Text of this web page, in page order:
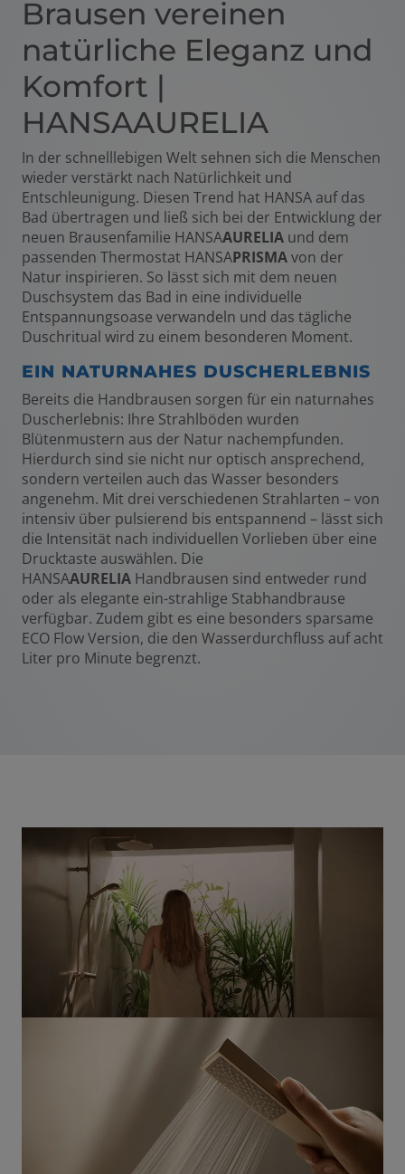
Brausen vereinen
natürliche Eleganz und
Komfort |
HANSAAURELIA
In der schnelllebigen Welt sehnen sich die Menschen
wieder verstärkt nach Natürlichkeit und
Entschleunigung. Diesen Trend hat HANSA auf das
Bad übertragen und ließ sich bei der Entwicklung der
neuen Brausenfamilie HANSAAURELIA und dem
passenden Thermostat HANSAPRISMAvon der
Natur inspirieren. So lässt sich mit dem neuen
Duschsystem das Bad in eine individuelle
Entspannungsoase verwandeln und das tägliche
Duschritual wird zu einem besonderen Moment.
EIN NATURNAHES DUSCHERLEBNIS
Bereits die Handbrausen sorgen für ein naturnahes
Duscherlebnis: Ihre Strahlböden wurden
Blütenmustern aus der Natur nachempfunden.
Hierdurch sind sie nicht nur optisch ansprechend,
sondern verteilen auch das Wasser besonders
angenehm. Mit drei verschiedenen Strahlarten – von
intensiv über pulsierend bis entspannend – lässt sich
die Intensität nach individuellen Vorlieben über eine
Drucktaste auswählen. Die
HANSAAURELIA Handbrausen sind entweder rund
oder als elegante ein-strahlige Stabhandbrause
verfügbar. Zudem gibt es eine besonders sparsame
ECO Flow Version, die den Wasserdurchfluss auf acht
Liter pro Minute begrenzt.